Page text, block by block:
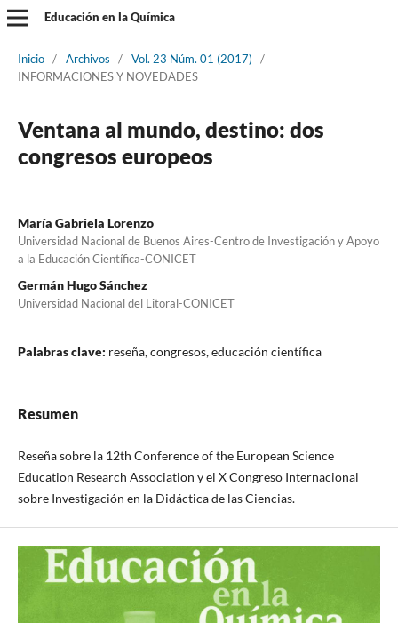
Educación en la Química
Inicio / Archivos / Vol. 23 Núm. 01 (2017)
/
INFORMACIONES Y NOVEDADES
Ventana al mundo, destino: dos
congresos europeos
María Gabriela Lorenzo
Universidad Nacional de Buenos Aires-Centro de Investigación y Apoyo
a la Educación Científica-CONICET
Germán Hugo Sánchez
Universidad Nacional del Litoral-CONICET
Palabras clave: reseña, congresos, educación científica
Resumen
Reseña sobre la 12th Conference of the European Science
Education Research Association y el X Congreso Internacional
sobre Investigación en la Didáctica de las Ciencias.